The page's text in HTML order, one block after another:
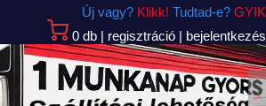
0 db | regisztráció | bejelentkezés
Új vagy? Klikk! Tudtad-e? GYIK
>